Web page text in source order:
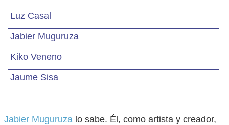
Luz Casal
Jabier Muguruza
Kiko Veneno
Jaume Sisa
Jabier Muguruza lo sabe. Él, como artista y creador,